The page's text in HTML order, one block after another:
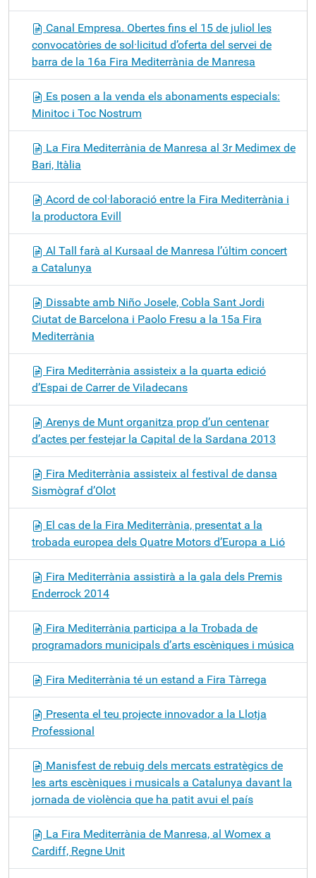
Canal Empresa. Obertes fins el 15 de juliol les
convocatòries de sol·licitud d’oferta del servei de
barra de la 16a Fira Mediterrània de Manresa
Es posen a la venda els abonaments especials:
Minitoc i Toc Nostrum
La Fira Mediterrània de Manresa al 3r Medimex de
Bari, Itàlia
Acord de col·laboració entre la Fira Mediterrània i
la productora Evill
Al Tall farà al Kursaal de Manresa l’últim concert
a Catalunya
Dissabte amb Niño Josele, Cobla Sant Jordi
Ciutat de Barcelona i Paolo Fresu a la 15a Fira
Mediterrània
Fira Mediterrània assisteix a la quarta edició
d’Espai de Carrer de Viladecans
Arenys de Munt organitza prop d’un centenar
d’actes per festejar la Capital de la Sardana 2013
Fira Mediterrània assisteix al festival de dansa
Sismògraf d’Olot
El cas de la Fira Mediterrània, presentat a la
trobada europea dels Quatre Motors d’Europa a Lió
Fira Mediterrània assistirà a la gala dels Premis
Enderrock 2014
Fira Mediterrània participa a la Trobada de
programadors municipals d’arts escèniques i música
Fira Mediterrània té un estand a Fira Tàrrega
Presenta el teu projecte innovador a la Llotja
Professional
Manisfest de rebuig dels mercats estratègics de
les arts escèniques i musicals a Catalunya davant la
jornada de violència que ha patit avui el país
La Fira Mediterrània de Manresa, al Womex a
Cardiff, Regne Unit